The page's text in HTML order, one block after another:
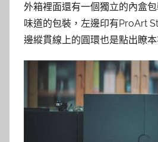
外箱裡面還有一個獨立的內盒
味道的包裝，左邊印有ProArt
邊縱貫線上的圓環也是點出瞭